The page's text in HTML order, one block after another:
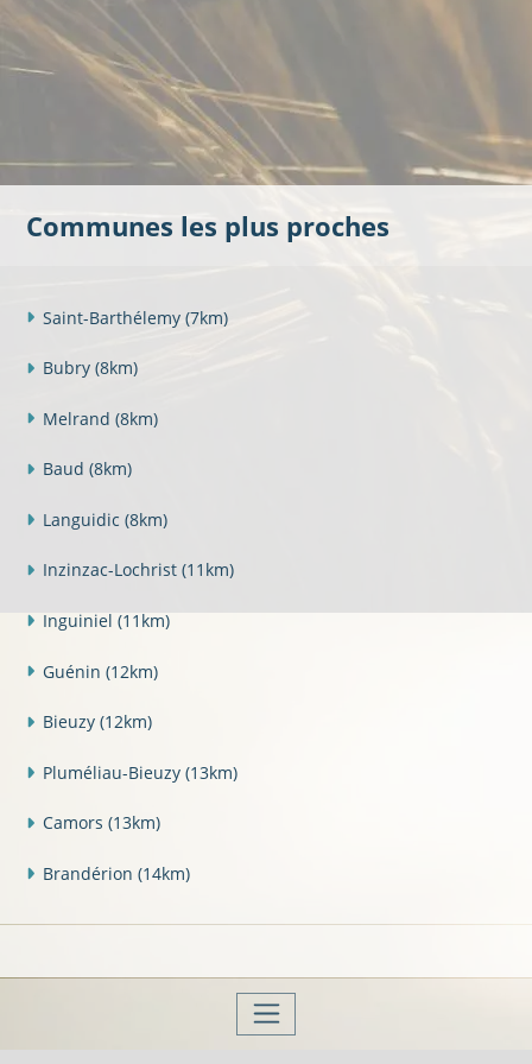
Communes les plus proches
Saint-Barthélemy (7km)
Bubry (8km)
Melrand (8km)
Baud (8km)
Languidic (8km)
Inzinzac-Lochrist (11km)
Inguiniel (11km)
Guénin (12km)
Bieuzy (12km)
Pluméliau-Bieuzy (13km)
Camors (13km)
Brandérion (14km)